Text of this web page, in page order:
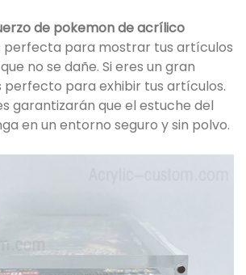
de pokemon de acrílico
perfecta para mostrar tus artículos
no se dañe. Si eres un gran
perfecto para exhibir tus artículos.
garantizarán que el estuche del
en un entorno seguro y sin polvo.